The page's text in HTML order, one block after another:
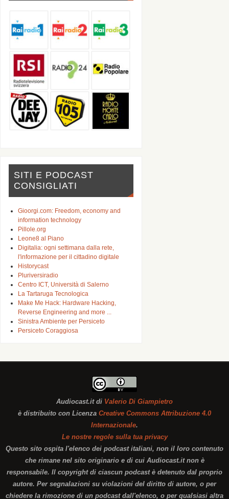
SITI E PODCAST
CONSIGLIATI
Gioorgi.com: Freedom, economy and
information technology
Pillole.org
Leone8 al Piano
Digitalia: ogni settimana dalla rete,
l'informazione per il cittadino digitale
Historycast
Pluriversiradio
Centro ICT, Università di Salerno
La Tartaruga Tecnologica
Make Me Hack: Hardware Hacking,
Reverse Engineering and more ...
Sinistra Ambiente per Persiceto
Persiceto Coraggiosa
Audiocast.itdi Valerio Di Giampietro
è distribuito con Licenza Creative Commons Attribuzione 4.0
Internazionale.
Le nostre regole sulla tua privacy
Questo sito ospita l'elenco dei podcast italiani, non il loro contenuto
che rimane nel sito originario e di cui Audiocast.it non è
responsabile. Il copyright di ciascun podcast è detenuto dal proprio
autore. Per segnalazioni su violazioni del diritto di autore, o per
chiedere la rimozione di un podcast dall'elenco, o per qualsiasi altra